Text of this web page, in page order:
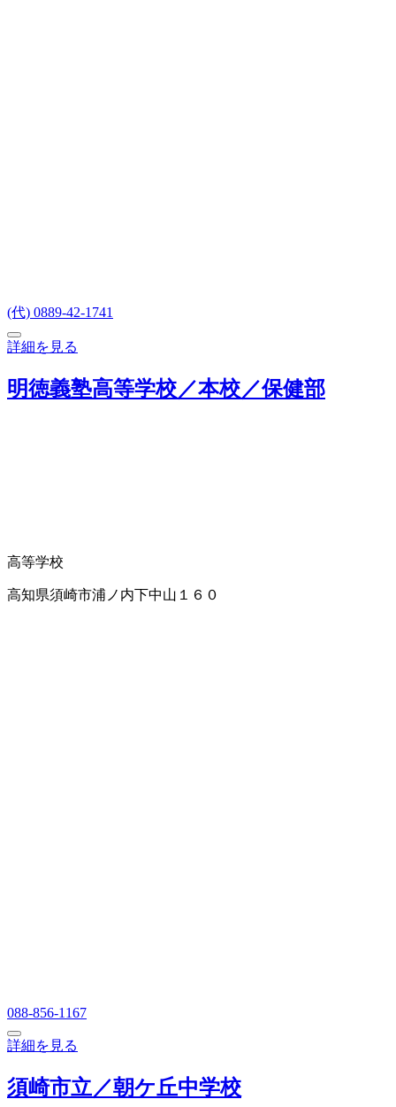
(代) 0889-42-1741
詳細を見る
明徳義塾高等学校／本校／保健部
高等学校
高知県須崎市浦ノ内下中山１６０
088-856-1167
詳細を見る
須崎市立／朝ケ丘中学校